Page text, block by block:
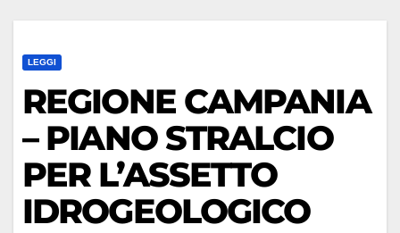
LEGGI
REGIONE CAMPANIA
– PIANO STRALCIO
PER L’ASSETTO
IDROGEOLOGICO